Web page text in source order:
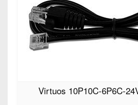
Virtuos 10P10C-6P6C-